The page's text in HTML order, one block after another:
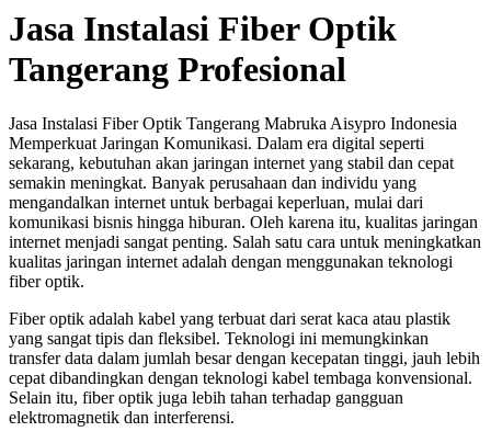
Jasa Instalasi Fiber Optik
Tangerang Profesional
Jasa Instalasi Fiber Optik Tangerang Mabruka Aisypro Indonesia
Memperkuat Jaringan Komunikasi. Dalam era digital seperti
sekarang, kebutuhan akan jaringan internet yang stabil dan cepat
semakin meningkat. Banyak perusahaan dan individu yang
mengandalkan internet untuk berbagai keperluan, mulai dari
komunikasi bisnis hingga hiburan. Oleh karena itu, kualitas jaringan
internet menjadi sangat penting. Salah satu cara untuk meningkatkan
kualitas jaringan internet adalah dengan menggunakan teknologi
fiber optik.
Fiber optik adalah kabel yang terbuat dari serat kaca atau plastik
yang sangat tipis dan fleksibel. Teknologi ini memungkinkan
transfer data dalam jumlah besar dengan kecepatan tinggi, jauh lebih
cepat dibandingkan dengan teknologi kabel tembaga konvensional.
Selain itu, fiber optik juga lebih tahan terhadap gangguan
elektromagnetik dan interferensi.